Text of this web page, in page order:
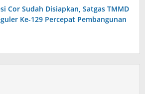
Cor Sudah Disiapkan, Satgas TMMD
Ke-129 Percepat Pembangunan